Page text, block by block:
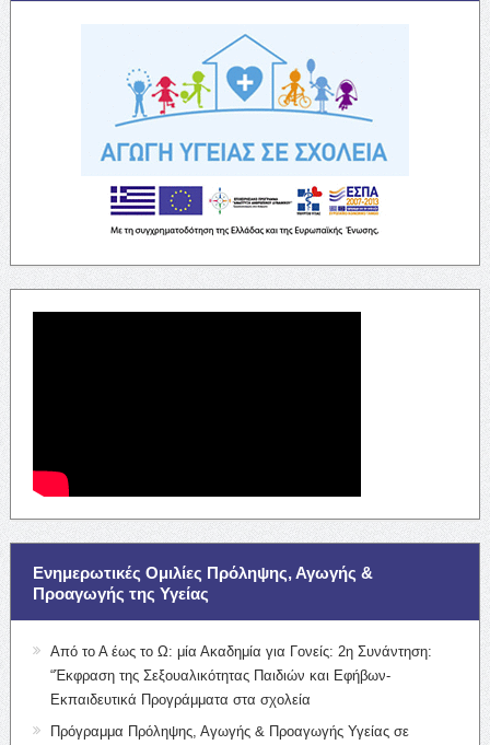
Ενημερωτικές Ομιλίες Πρόληψης, Αγωγής &
Προαγωγής της Υγείας
Από το Α έως το Ω: μία Ακαδημία για Γονείς: 2η Συνάντηση:
“Έκφραση της Σεξουαλικότητας Παιδιών και Εφήβων-
Εκπαιδευτικά Προγράμματα στα σχολεία
Πρόγραμμα Πρόληψης, Αγωγής & Προαγωγής Υγείας σε